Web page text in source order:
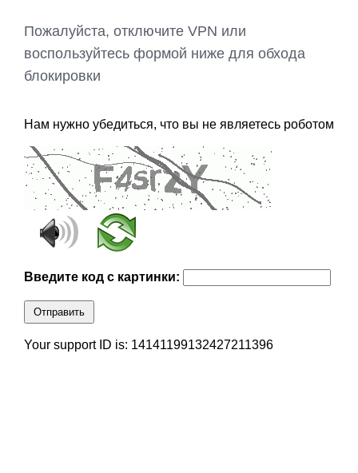
Пожалуйста, отключите VPN или
воспользуйтесь формой ниже для обхода
блокировки
Нам нужно убедиться, что вы не являетесь роботом
Введите код с картинки:
Отправить
Your support ID is: 14141199132427211396